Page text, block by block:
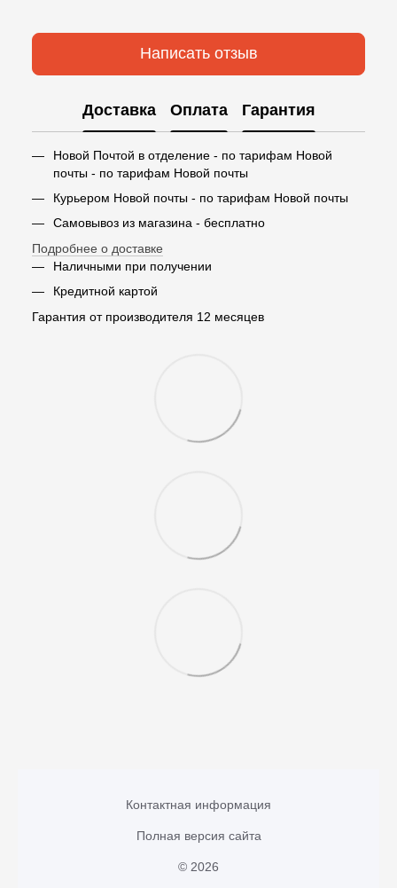
Написать отзыв
Доставка Оплата Гарантия
Новой Почтой в отделение - по тарифам Новой
почты - по тарифам Новой почты
Курьером Новой почты - по тарифам Новой почты
Самовывоз из магазина - бесплатно
Подробнее о доставке
Наличными при получении
Кредитной картой
Гарантия от производителя 12 месяцев
Контактная информация
Полная версия сайта
© 2026